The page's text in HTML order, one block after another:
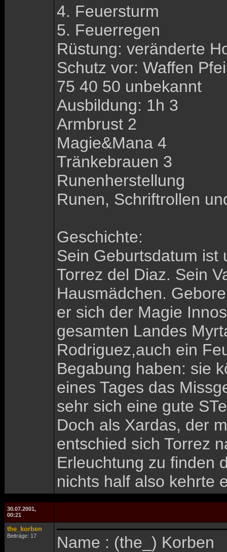
4. Feuersturm
5. Feuerregen
Rüstung: veränderte
Schutz vor: Waffen
75 40 50 unbekannt
Ausbildung: 1h 3
Armbrust 2
Magie&Mana 4
Tränkebrauen 3
Runenherstellung
Runen, Schriftrollen
Geschichte:
Sein Geburtsdatum ist
Torrez del Diaz. Sein
Hausmädchen.
er sich der Magie
gesamten Landes
Rodriguez,auch ein
Begabung haben: sie
eines Tages das
sehr sich eine gute
Doch als Xardas, der
entschied sich Torrez
Erleuchtung zu finden
nichts half also kehrte
30.07.2001,
00:21
the_korben
Beiträge: 17
Name : (the_) Korben